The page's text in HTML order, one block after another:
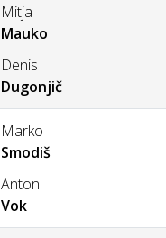
Mitja
Mauko
Denis
Dugonjič
Marko
Smodiš
Anton
Vok